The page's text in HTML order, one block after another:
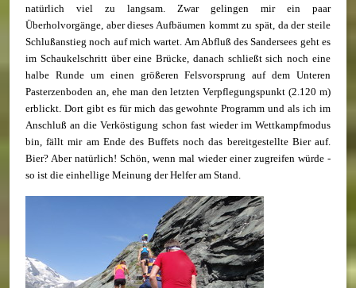
natürlich viel zu langsam. Zwar gelingen mir ein paar
Überholvorgänge, aber dieses Aufbäumen kommt zu spät, da der steile
Schlußanstieg noch auf mich wartet. Am Abfluß des Sandersees geht es
im Schaukelschritt über eine Brücke, danach schließt sich noch eine
halbe Runde um einen größeren Felsvorsprung auf dem Unteren
Pasterzenboden an, ehe man den letzten Verpflegungspunkt (2.120 m)
erblickt. Dort gibt es für mich das gewohnte Programm und als ich im
Anschluß an die Verköstigung schon fast wieder im Wettkampfmodus
bin, fällt mir am Ende des Buffets noch das bereitgestellte Bier auf.
Bier? Aber natürlich! Schön, wenn mal wieder einer zugreifen würde -
so ist die einhellige Meinung der Helfer am Stand.